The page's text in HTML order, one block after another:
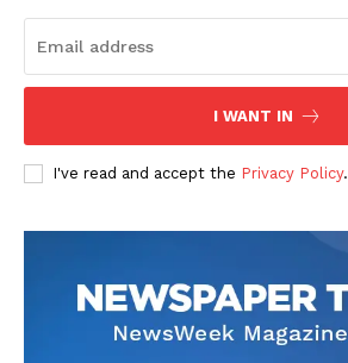
I WANT IN
I've read and accept the Privacy Policy.